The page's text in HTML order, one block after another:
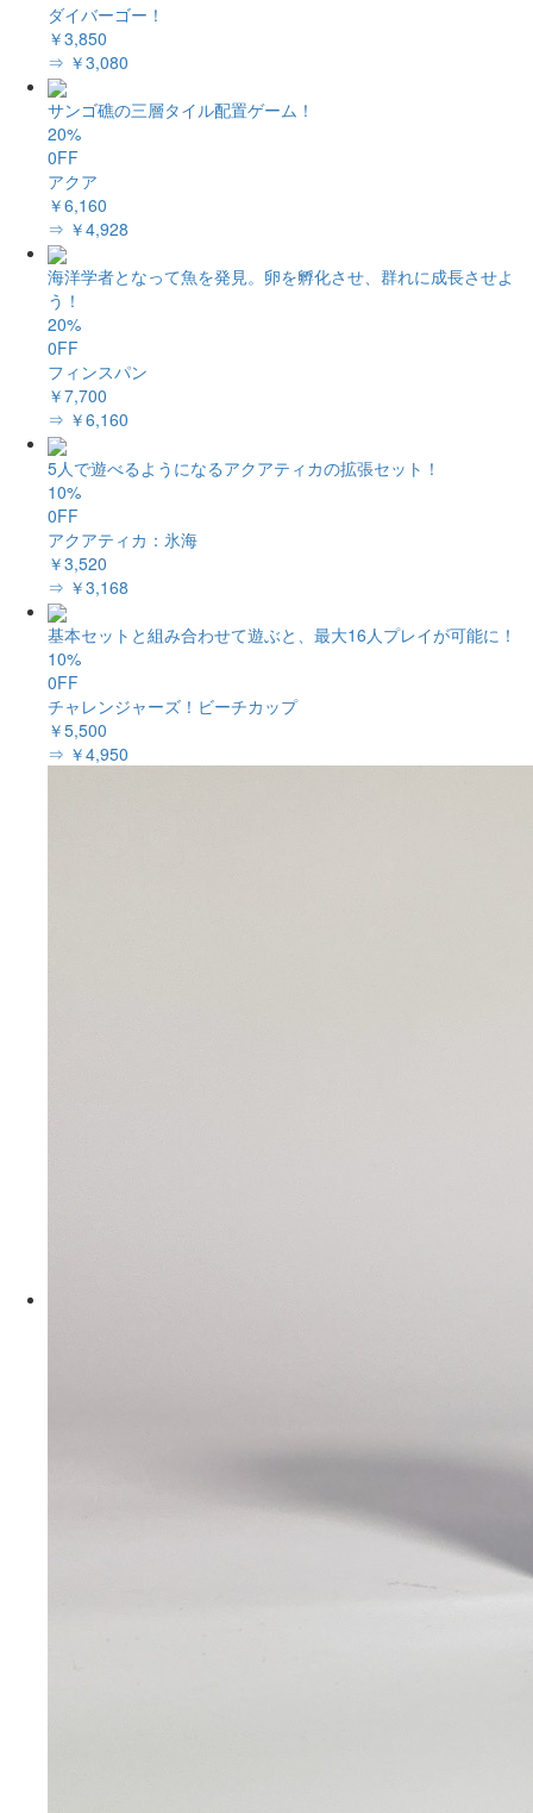
ダイバーゴー！
￥3,850
⇒ ￥3,080
サンゴ礁の三層タイル配置ゲーム！
20%
0FF
アクア
￥6,160
⇒ ￥4,928
海洋学者となって魚を発見。卵を孵化させ、群れに成長させよ
う！
20%
0FF
フィンスパン
￥7,700
⇒ ￥6,160
5人で遊べるようになるアクアティカの拡張セット！
10%
0FF
アクアティカ：氷海
￥3,520
⇒ ￥3,168
基本セットと組み合わせて遊ぶと、最大16人プレイが可能に！
10%
0FF
チャレンジャーズ！ビーチカップ
￥5,500
⇒ ￥4,950